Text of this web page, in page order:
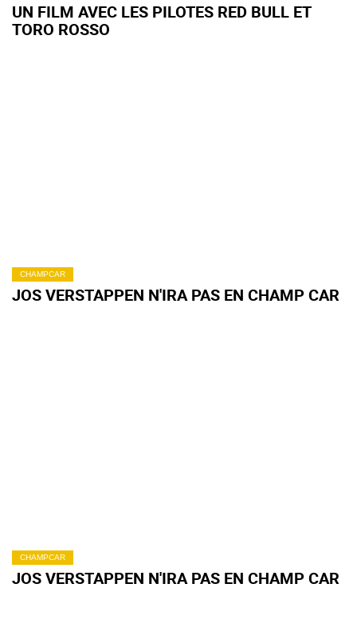
UN FILM AVEC LES PILOTES RED BULL ET
TORO ROSSO
CHAMPCAR
JOS VERSTAPPEN N'IRA PAS EN CHAMP CAR
CHAMPCAR
JOS VERSTAPPEN N'IRA PAS EN CHAMP CAR